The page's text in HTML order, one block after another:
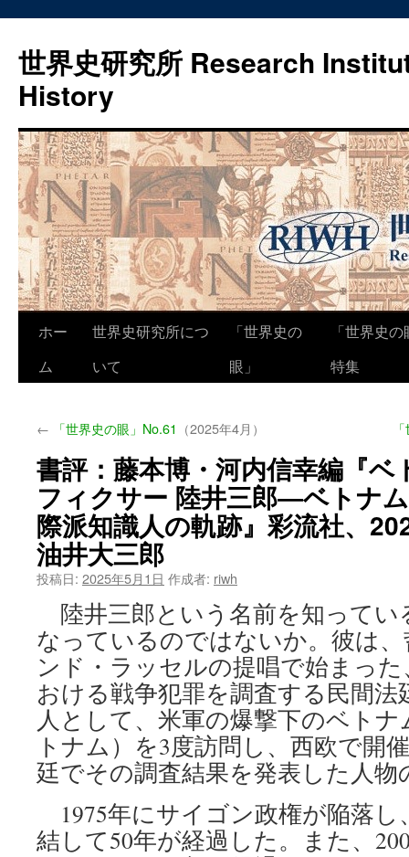
世界史研究所 Research
History
ン
ツ
ス
キ
プ
ホー
ム
世界史研究所につ
いて
「世界史の
眼」
「世界史
特集
← 「世界史の眼」No.61 （2025年4月）
書評：藤本博・河内信幸編『
フィクサー 陸井三郎―ベトナ
際派知識人の軌跡』彩流社、
油井大三郎
投稿日: 2025年5月1日 作成者: riwh
陸井三郎という名前を知ってい
なっているのではないか。彼は
ンド・ラッセルの提唱で始まっ
おける戦争犯罪を調査する民間法
人として、米軍の爆撃下のベト
トナム）を3度訪問し、西欧で開
廷でその調査結果を発表した人物
1975年にサイゴン政権が陥落し
結して50年が経過した。また、